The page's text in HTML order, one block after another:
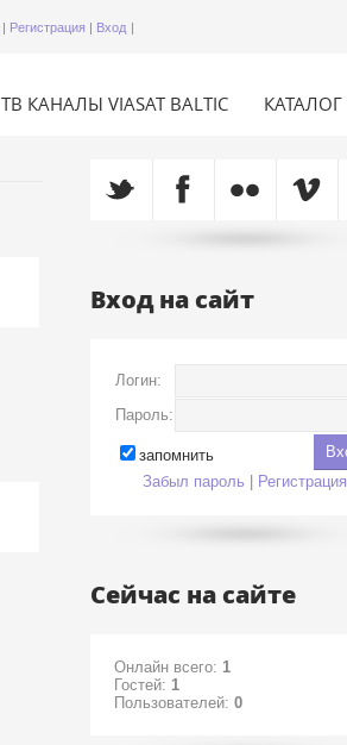
| Регистрация | Вход |
ТВ КАНАЛЫ VIASAT BALTIC КАТАЛОГ
Вход на сайт
Логин:
Пароль:
запомнить
Забыл пароль
Регистрация
Сейчас на сайте
Онлайн всего: 1
Гостей: 1
Пользователей: 0